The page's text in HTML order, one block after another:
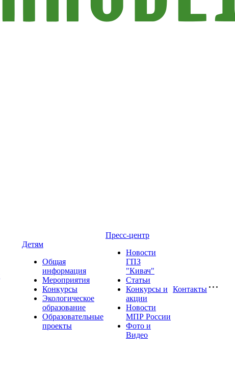
Детям
Общая
информация
Мероприятия
Конкурсы
Экологическое
образование
Образовательные
проекты
Пресс-центр
Новости
ГПЗ
"Кивач"
Статьи
Конкурсы и
акции
Новости
МПР России
Фото и
Видео
Контакты